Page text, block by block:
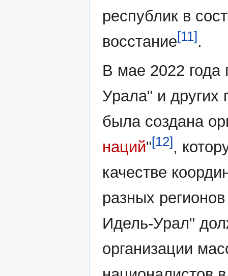
республик в
восстание[11].
В мае 2022 года
Урала" и других
была создана
наций"[12],
качестве
разных
Идель-Урал"
организации